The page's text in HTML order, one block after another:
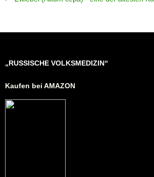
„RUSSISCHE VOLKSMEDIZIN“
Kaufen bei AMAZON